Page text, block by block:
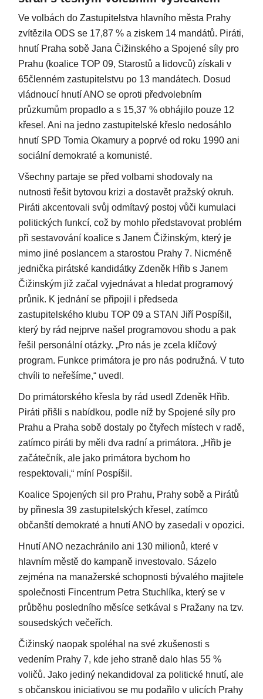
Ve volbách do Zastupitelstva hlavního města Prahy
zvítězila ODS se 17,87 % a ziskem 14 mandátů. Piráti,
hnutí Praha sobě Jana Čižinského a Spojené síly pro
Prahu (koalice TOP 09, Starostů a lidovců) získali v
65členném zastupitelstvu po 13 mandátech. Dosud
vládnoucí hnutí ANO se oproti předvolebním
průzkumům propadlo a s 15,37 % obhájilo pouze 12
křesel. Ani na jedno zastupitelské křeslo nedosáhlo
hnutí SPD Tomia Okamury a poprvé od roku 1990 ani
sociální demokraté a komunisté.
Všechny partaje se před volbami shodovaly na
nutnosti řešit bytovou krizi a dostavět pražský okruh.
Piráti akcentovali svůj odmítavý postoj vůči kumulaci
politických funkcí, což by mohlo představovat problém
při sestavování koalice s Janem Čižinským, který je
mimo jiné poslancem a starostou Prahy 7. Nicméně
jednička pirátské kandidátky Zdeněk Hřib s Janem
Čižinským již začal vyjednávat a hledat programový
průnik. K jednání se připojil i předseda
zastupitelského klubu TOP 09 a STAN Jiří Pospíšil,
který by rád nejprve našel programovou shodu a pak
řešil personální otázky. „Pro nás je zcela klíčový
program. Funkce primátora je pro nás podružná. V tuto
chvíli to neřešíme,“ uvedl.
Do primátorského křesla by rád usedl Zdeněk Hřib.
Piráti přišli s nabídkou, podle níž by Spojené síly pro
Prahu a Praha sobě dostaly po čtyřech místech v radě,
zatímco piráti by měli dva radní a primátora. „Hřib je
začátečník, ale jako primátora bychom ho
respektovali,“ míní Pospíšil.
Koalice Spojených sil pro Prahu, Prahy sobě a Pirátů
by přinesla 39 zastupitelských křesel, zatímco
občanští demokraté a hnutí ANO by zasedali v opozici.
Hnutí ANO nezachránilo ani 130 milionů, které v
hlavním městě do kampaně investovalo. Sázelo
zejména na manažerské schopnosti bývalého majitele
společnosti Fincentrum Petra Stuchlíka, který se v
průběhu posledního měsíce setkával s Pražany na tzv.
sousedských večeřích.
Čižinský naopak spoléhal na své zkušenosti s
vedením Prahy 7, kde jeho straně dalo hlas 55 %
voličů. Jako jediný nekandidoval za politické hnutí, ale
s občanskou iniciativou se mu podařilo v ulicích Prahy